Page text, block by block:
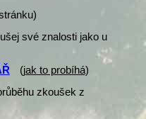
své znalosti jako u
(jak to probíhá)
zkoušek z